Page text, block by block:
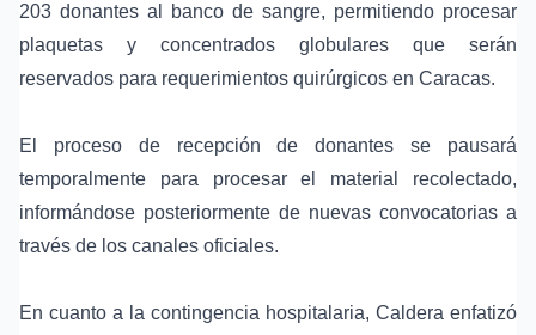
203 donantes al banco de sangre, permitiendo procesar
plaquetas y concentrados globulares que serán
reservados para requerimientos quirúrgicos en Caracas.
El proceso de recepción de donantes se pausará
temporalmente para procesar el material recolectado,
informándose posteriormente de nuevas convocatorias a
través de los canales oficiales.
En cuanto a la contingencia hospitalaria, Caldera enfatizó